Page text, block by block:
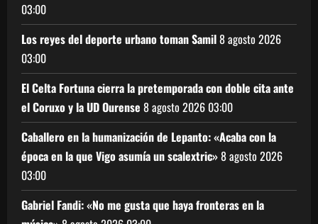
03:00
Los reyes del deporte urbano toman Samil8 agosto 2026
03:00
El Celta Fortuna cierra la pretemporada con doble cita ante
el Coruxo y la UD Ourense 8 agosto 2026 03:00
Caballero en la humanización de Lepanto: «Acaba con la
época en la que Vigo asumía un scalextric»8 agosto 2026
03:00
Gabriel Fandi: «No me gusta que haya fronteras en la